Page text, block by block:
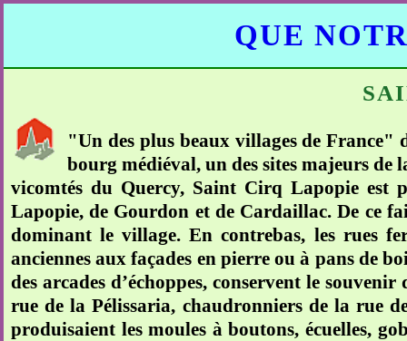
QUE
"Un des plus beaux villages de France"
bourg médiéval, un des sites majeurs de
vicomtés du Quercy, Saint Cirq Lapopie est
Lapopie, de Gourdon et de Cardaillac. De ce
dominant le village. En contrebas, les rues
anciennes aux façades en pierre ou à pans de
des arcades d’échoppes, conservent le
rue de la Pélissaria, chaudronniers de la rue
produisaient les moules à boutons, écuelles,